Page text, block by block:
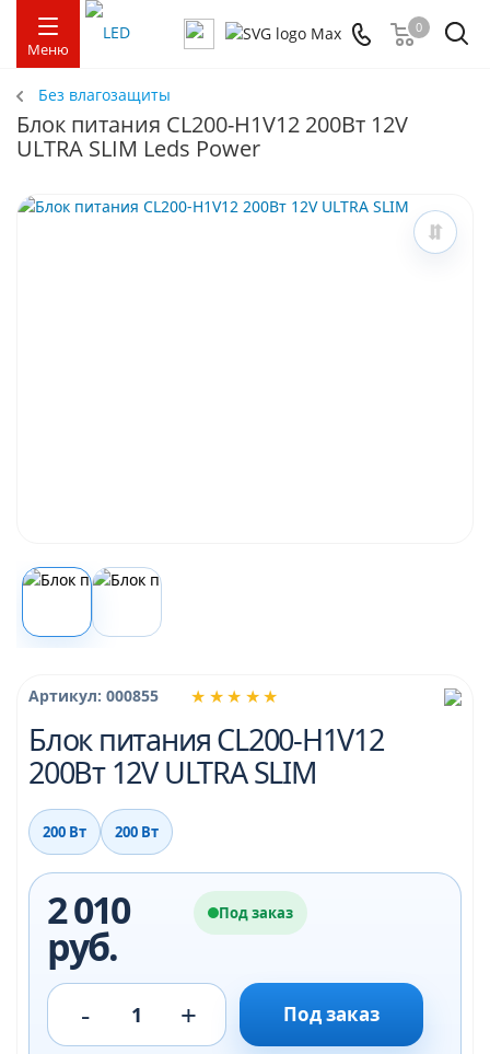
Меню
0
Без влагозащиты
Блок питания CL200-H1V12 200Вт 12V
ULTRA SLIM Leds Power
★★★★★
Артикул: 000855
Блок питания CL200-H1V12
200Вт 12V ULTRA SLIM
200 Вт 200 Вт
2 010
руб.
Под заказ
- 1 + Под заказ